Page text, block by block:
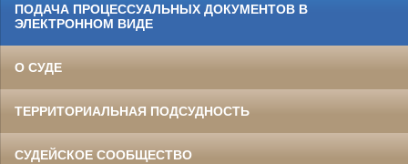
ПОДАЧА ПРОЦЕССУАЛЬНЫХ ДОКУМЕНТОВ В
ЭЛЕКТРОННОМ ВИДЕ
О СУДЕ
ТЕРРИТОРИАЛЬНАЯ ПОДСУДНОСТЬ
СУДЕЙСКОЕ СООБЩЕСТВО